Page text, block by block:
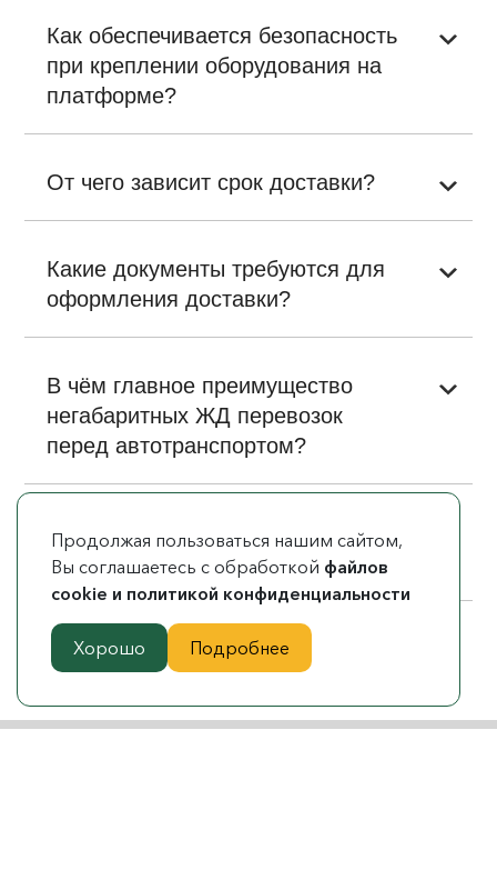
Как обеспечивается безопасность
при креплении оборудования на
платформе?
От чего зависит срок доставки?
Какие документы требуются для
оформления доставки?
В чём главное преимущество
негабаритных ЖД перевозок
перед автотранспортом?
Почему клиенты доверяют
доставку компании «Тёббе»?
Продолжая пользоваться нашим сайтом,
Вы соглашаетесь с обработкой файлов
cookie и политикой конфиденциальности
Хорошо Подробнее